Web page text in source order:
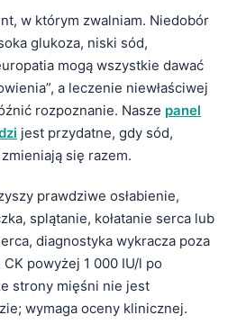
w którym zwalniam. Niedobór
glukoza, niski sód,
mogą wszystkie dawać
a leczenie niewłaściwej
rozpoznanie. Nasze panel
jest przydatne, gdy sód,
się razem.
prawdziwe osłabienie,
splątanie, kołatanie serca lub
diagnostyka wykracza poza
powyżej 1 000 IU/l po
strony mięśni nie jest
wymaga oceny klinicznej.